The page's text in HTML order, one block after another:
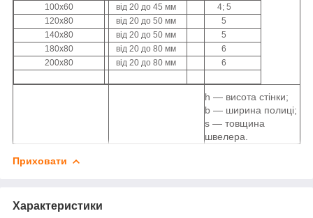
100х60
від 20 до 45 мм
4; 5
120х80
від 20 до 50 мм
5
140х80
від 20 до 50 мм
5
180х80
від 20 до 80 мм
6
200х80
від 20 до 80 мм 6
h — висота стінки;
b — ширина полиці;
s — товщина
швелера.
Приховати
Характеристики